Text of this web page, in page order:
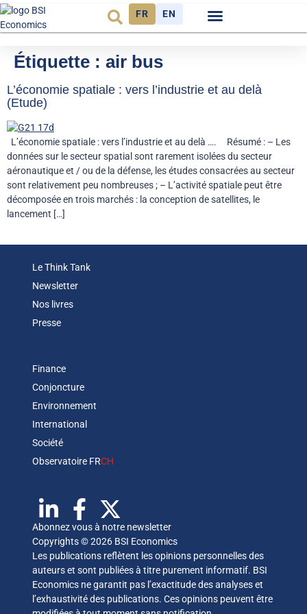
FR EN
Étiquette : air bus
L’économie spatiale : vers l’industrie et au delà
(Etude)
L’économie spatiale : vers l’industrie et au delà …. Résumé : – Les
données sur le secteur spatial sont rarement isolées du secteur
aéronautique et / ou de la défense, les études consacrées au secteur
sont relativement peu nombreuses ; – L’activité spatiale peut être
décomposée en trois marchés : la conception de satellites, le
lancement […]
Le Think Tank
Newsletter
Nos livres
Presse
Finance
Conjoncture
Environnement
International
Société
Observatoire FRCH
Abonnez vous à notre newsletter
Copyrights © 2026 BSI Economics
Les publications reflètent les opinions personnelles des
auteurs et sont publiées à titre purement informatif. BSI
Economics ne garantit pas l’exactitude des analyses et
l’exhaustivité des publications. Ces opinions peuvent être